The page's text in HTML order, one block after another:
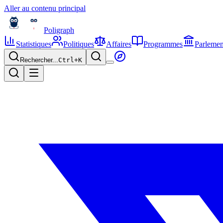
Aller au contenu principal
Poligraph
Statistiques
Politiques Affaires Programmes
Rechercher...Ctrl+K